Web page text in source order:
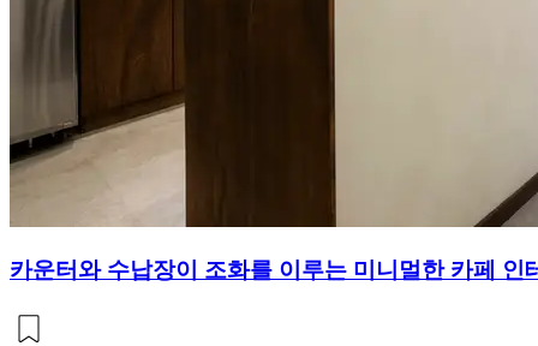
카운터와 수납장이 조화를 이루는 미니멀한 카페 인